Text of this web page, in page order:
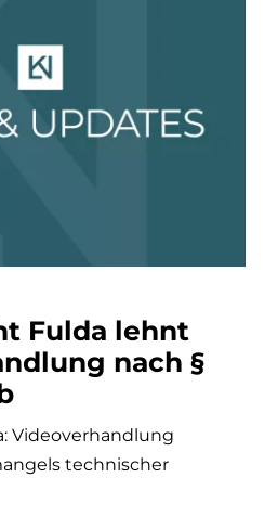
Fulda lehnt
nach §
Videoverhandlung
technischer